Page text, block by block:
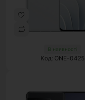
В наявності
Код: ONE-0425